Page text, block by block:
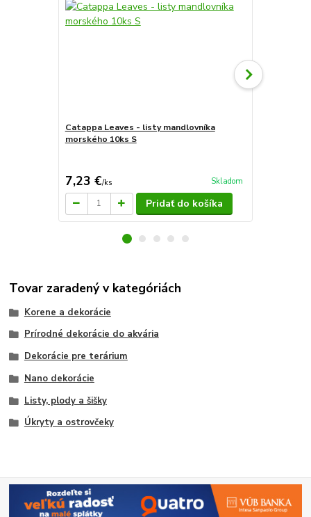
Catappa Leaves - listy mandlovníka
morského 10ks S
7,23 €/ks Skladom
Pridať do košíka
Tovar zaradený v kategóriách
Korene a dekorácie
Prírodné dekorácie do akvária
Dekorácie pre terárium
Nano dekorácie
Listy, plody a šišky
Úkryty a ostrovčeky